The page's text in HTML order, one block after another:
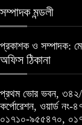
সম্পাদক মন্ডলী
প্রকাশক ও সম্পাদক:
অফিস ঠিকানা
প্রথম ভোর ভবন, ৩৪২/১
কর্পোরেশন, ওয়ার্ড
০১৭১০-৯৫৫৪৭০,